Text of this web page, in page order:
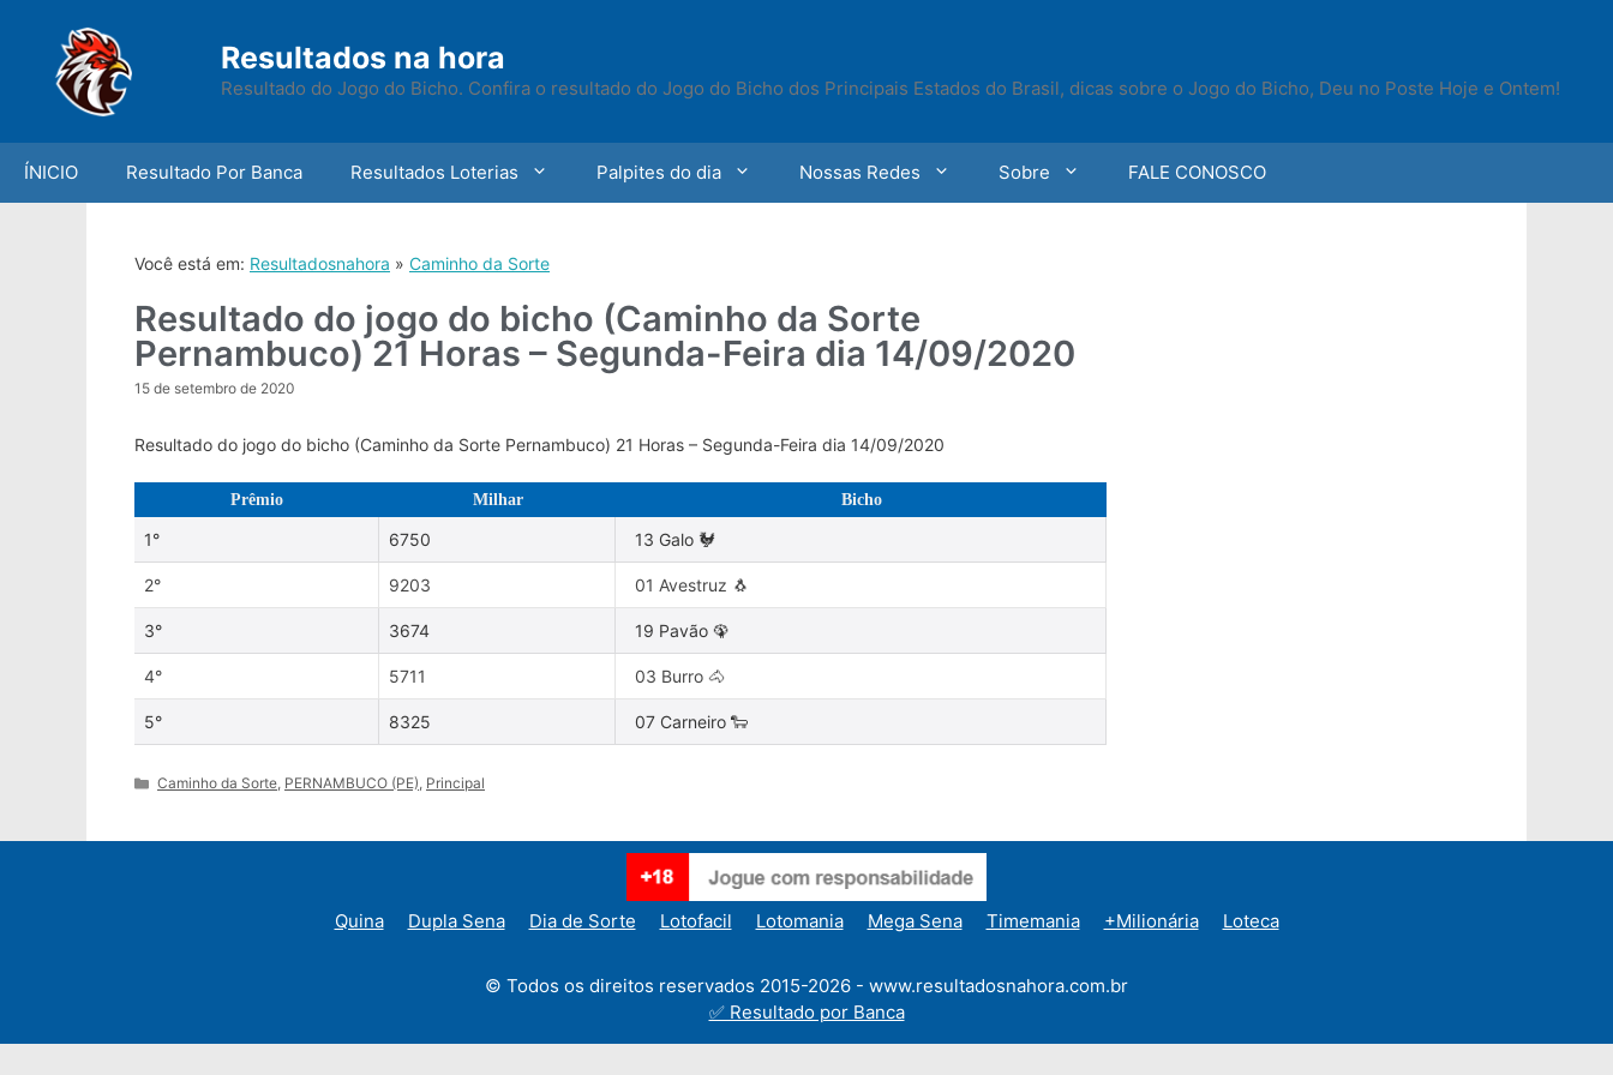
Resultados na hora
Resultado do Jogo do Bicho. Confira o resultado do Jogo do Bicho dos Principais Estados do Brasil, dicas sobre o Jogo do Bicho, Deu no Poste Hoje e Ontem!
ÍNICIO Resultado Por Banca Resultados Loterias Palpites do dia Nossas Redes Sobre FALE CONOSCO
Você está em: Resultadosnahora » Caminho da Sorte
Resultado do jogo do bicho (Caminho da Sorte
Pernambuco) 21 Horas – Segunda-Feira dia 14/09/2020
15 de setembro de 2020
Resultado do jogo do bicho (Caminho da Sorte Pernambuco) 21 Horas – Segunda-Feira dia 14/09/2020
Prêmio Milhar Bicho
1° 6750 13 Galo 🐓
2° 9203 01 Avestruz 🐧
3° 3674 19 Pavão 🦚
4° 5711 03 Burro 🐴
5° 8325 07 Carneiro 🐑
Categories
Caminho da Sorte, PERNAMBUCO (PE), Principal
Quina Dupla Sena Dia de Sorte Lotofacil Lotomania Mega Sena Timemania +Milionária Loteca
© Todos os direitos reservados 2015-2026 - www.resultadosnahora.com.br
✅ Resultado por Banca